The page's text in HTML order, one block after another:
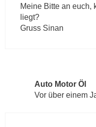
Meine Bitte an euch,
liegt?
Gruss Sinan
Auto Motor Öl
Vor über einem